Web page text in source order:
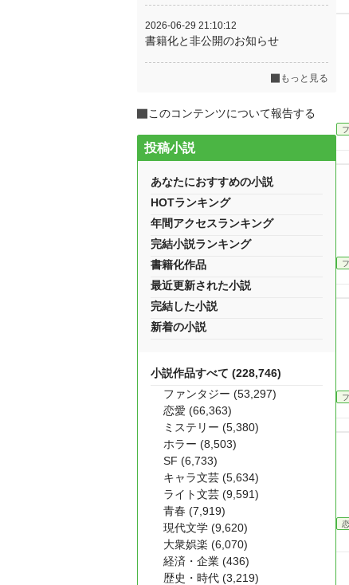
2026-06-29 21:10:12
書籍化と非公開のお知らせ
もっと見る
このコンテンツについて報告する
投稿小説
あなたにおすすめの小説
HOTランキング
年間アクセスランキング
完結小説ランキング
書籍化作品
最近更新された小説
完結した小説
新着の小説
小説作品すべて (228,746)
ファンタジー (53,297)
恋愛 (66,363)
ミステリー (5,380)
ホラー (8,503)
SF (6,733)
キャラ文芸 (5,634)
ライト文芸 (9,591)
青春 (7,919)
現代文学 (9,620)
大衆娯楽 (6,070)
経済・企業 (436)
歴史・時代 (3,219)